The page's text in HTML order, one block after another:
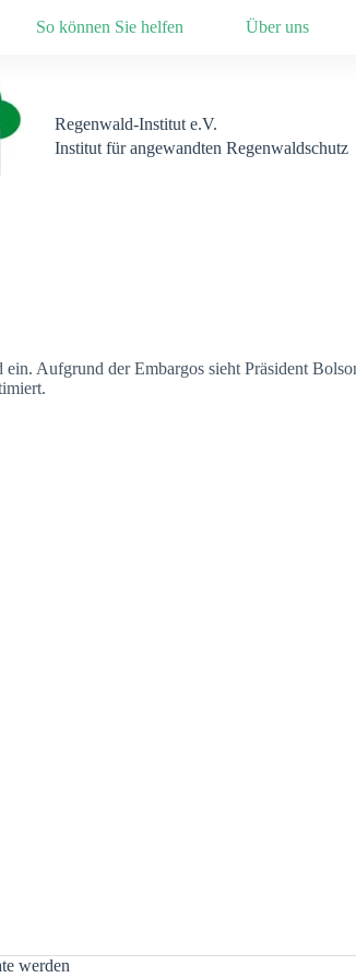
So können Sie helfen Über uns
Regenwald-Institut e.V.
Institut für angewandten Regenwaldschutz
Aufgrund der Embargos sieht Präsident
werden